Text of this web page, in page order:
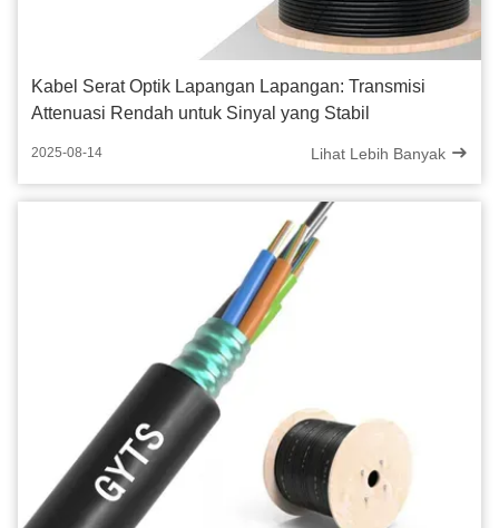
Kabel Serat Optik Lapangan Lapangan: Transmisi
Attenuasi Rendah untuk Sinyal yang Stabil
2025-08-14 Lihat Lebih Banyak